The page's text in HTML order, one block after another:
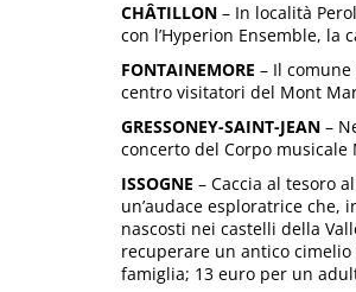
CHÂTILLON – In località
con l’Hyperion Ensemble,
FONTAINEMORE – Il
centro visitatori del Mont
GRESSONEY-SAINT-JEAN –
concerto del Corpo musicale
ISSOGNE – Caccia al tesoro
un’audace esploratrice che,
nascosti nei castelli della
recuperare un antico
famiglia; 13 euro per un